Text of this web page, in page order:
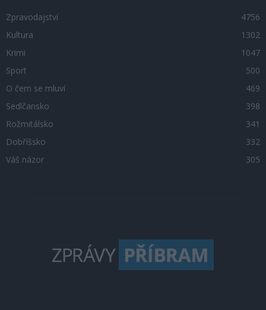
Zpravodajství
4756
Kultura
1302
Krimi
1047
Sport
500
O čem se mluví
469
Sedlčansko
398
Rožmitálsko
341
Dobříšsko
332
Váš názor
305